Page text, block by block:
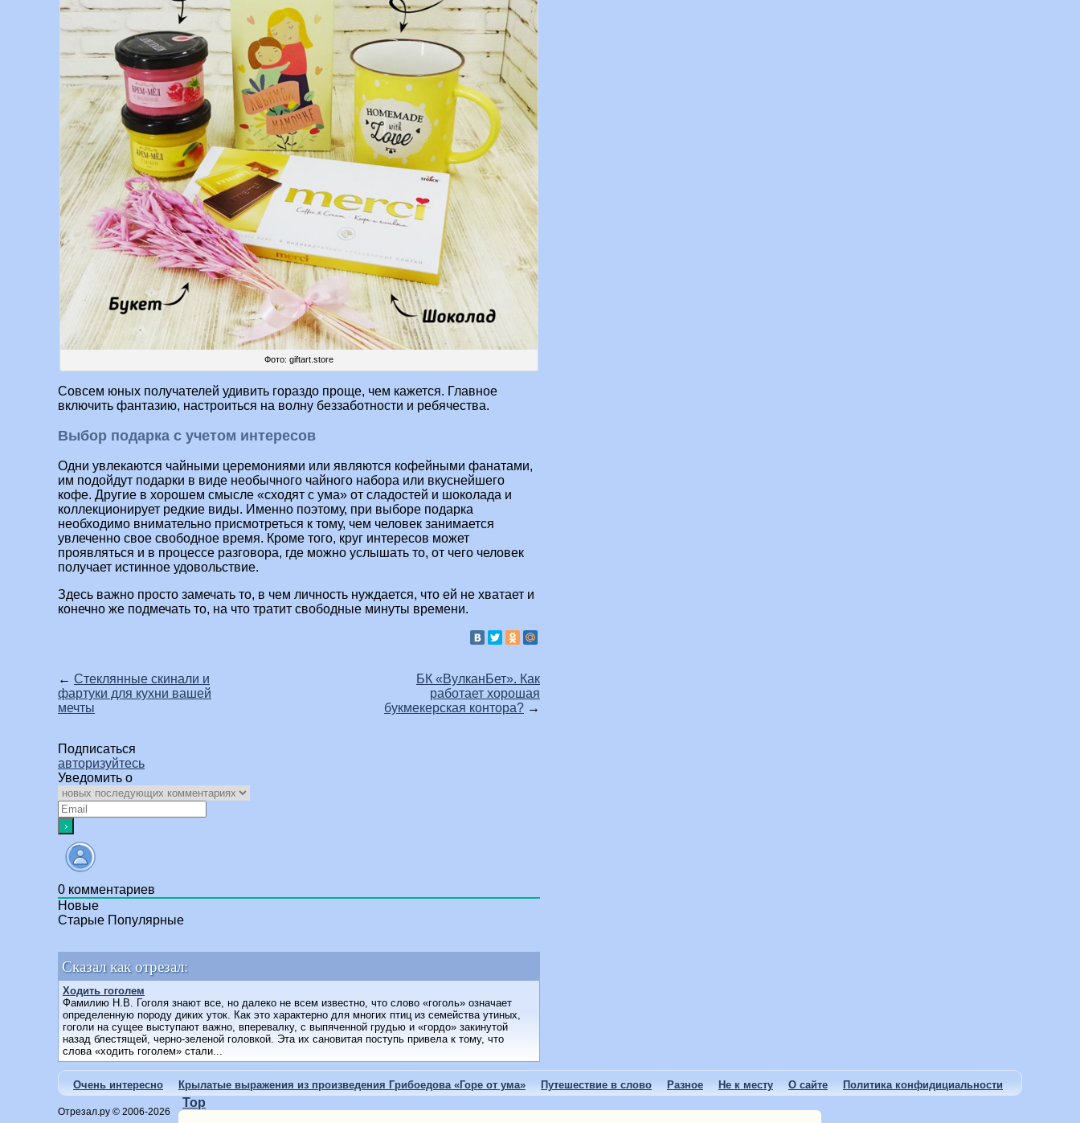
Фото: giftart.store
Совсем юных получателей удивить гораздо проще, чем кажется. Главное
включить фантазию, настроиться на волну беззаботности и ребячества.
Выбор подарка с учетом интересов
Одни увлекаются чайными церемониями или являются кофейными фанатами,
им подойдут подарки в виде необычного чайного набора или вкуснейшего
кофе. Другие в хорошем смысле «сходят с ума» от сладостей и шоколада и
коллекционирует редкие виды. Именно поэтому, при выборе подарка
необходимо внимательно присмотреться к тому, чем человек занимается
увлеченно свое свободное время. Кроме того, круг интересов может
проявляться и в процессе разговора, где можно услышать то, от чего человек
получает истинное удовольствие.
Здесь важно просто замечать то, в чем личность нуждается, что ей не хватает и
конечно же подмечать то, на что тратит свободные минуты времени.
← Стеклянные скинали и
фартуки для кухни вашей
мечты
БК «ВулканБет». Как
работает хорошая
букмекерская контора? →
Подписаться
авторизуйтесь
Уведомить о
0 комментариев
Новые
Старые Популярные
Сказал как отрезал:
Ходить гоголем
Фамилию Н.В. Гоголя знают все, но далеко не всем известно, что слово «гоголь» означает
определенную породу диких уток. Как это характерно для многих птиц из семейства утиных,
гоголи на сущее выступают важно, вперевалку, с выпяченной грудью и «гордо» закинутой
назад блестящей, черно-зеленой головкой. Эта их сановитая поступь привела к тому, что
слова «ходить гоголем» стали...
Очень интересно Крылатые выражения из произведения Грибоедова «Горе от ума» Путешествие в слово Разное Не к месту О сайте Политика конфидициальности
Отрезал.ру © 2006-2026
Top